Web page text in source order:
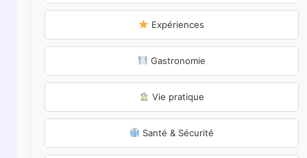
Expériences
Gastronomie
Vie pratique
Santé & Sécurité